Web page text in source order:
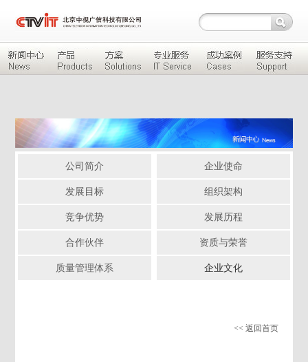
公司简介 企业使命
发展目标 组织架构
竞争优势 发展历程
合作伙伴 资质与荣誉
质量管理体系 企业文化
<< 返回首页